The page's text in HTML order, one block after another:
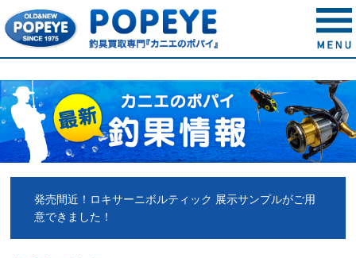
発売間近！ロキサーニボルティック 展示サンプルがご用
意できました！